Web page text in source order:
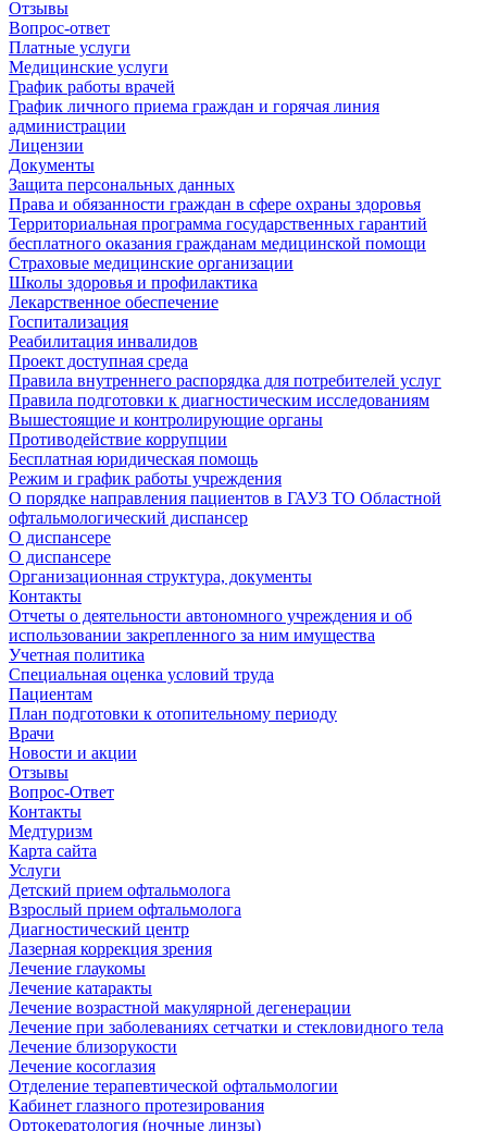
Отзывы
Вопрос-ответ
Платные услуги
Медицинские услуги
График работы врачей
График личного приема граждан и горячая линия
администрации
Лицензии
Документы
Защита персональных данных
Права и обязанности граждан в сфере охраны здоровья
Территориальная программа государственных гарантий
бесплатного оказания гражданам медицинской помощи
Страховые медицинские организации
Школы здоровья и профилактика
Лекарственное обеспечение
Госпитализация
Реабилитация инвалидов
Проект доступная среда
Правила внутреннего распорядка для потребителей услуг
Правила подготовки к диагностическим исследованиям
Вышестоящие и контролирующие органы
Противодействие коррупции
Бесплатная юридическая помощь
Режим и график работы учреждения
О порядке направления пациентов в ГАУЗ ТО Областной
офтальмологический диспансер
О диспансере
О диспансере
Организационная структура, документы
Контакты
Отчеты о деятельности автономного учреждения и об
использовании закрепленного за ним имущества
Учетная политика
Специальная оценка условий труда
Пациентам
План подготовки к отопительному периоду
Врачи
Новости и акции
Отзывы
Вопрос-Ответ
Контакты
Медтуризм
Карта сайта
Услуги
Детский прием офтальмолога
Взрослый прием офтальмолога
Диагностический центр
Лазерная коррекция зрения
Лечение глаукомы
Лечение катаракты
Лечение возрастной макулярной дегенерации
Лечение при заболеваниях сетчатки и стекловидного тела
Лечение близорукости
Лечение косоглазия
Отделение терапевтической офтальмологии
Кабинет глазного протезирования
Ортокератология (ночные линзы)